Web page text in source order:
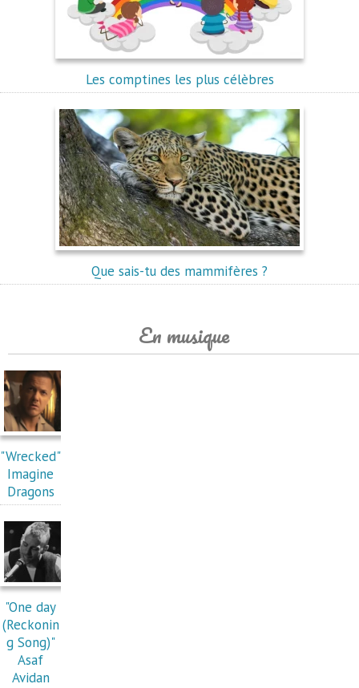
Les comptines les plus célèbres
Que sais-tu des mammifères ?
En musique
"Wrecked"
Imagine
Dragons
"One day
(Reckonin
g Song)"
Asaf
Avidan